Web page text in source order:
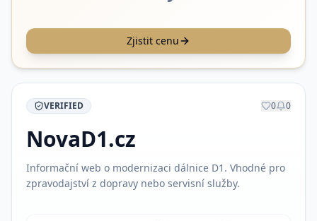
Zjistit cenu
VERIFIED 0 0
NovaD1.cz
Informační web o modernizaci dálnice D1. Vhodné pro
zpravodajství z dopravy nebo servisní služby.